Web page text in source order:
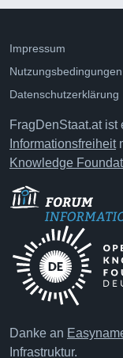
Impressum
Nutzungsbedingungen
Datenschutzerklärung
FragDenStaat.at ist
Informationsfreiheit
Knowledge
Danke an
Infrastruktur.